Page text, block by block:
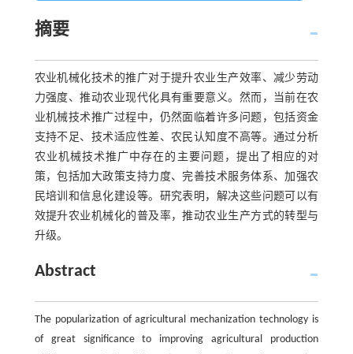
摘要
农业机械化技术的推广对于提升农业生产效率、减少劳动
力强度、推动农业现代化具有重要意义。然而，当前在农
业机械技术推广过程中，仍然面临着许多问题，包括资金
支持不足、技术适应性差、农民认知度不高等。通过分析
农业机械技术推广中存在的主要问题，提出了相应的对
策，包括加大政策支持力度、完善技术服务体系、加强农
民培训和信息化建设等。研究表明，解决这些问题可以有
效提升农业机械化的普及率，推动农业生产方式的转型与
升级。
Abstract
The popularization of agricultural mechanization technology is
of great significance to improving agricultural production